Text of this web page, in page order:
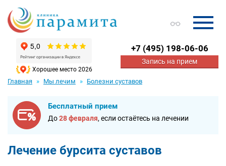
Хорошее место 2026
+7 (495) 198-06-06
Запись на прием
Главная Мы лечим Болезни суставов
Бесплатный прием
До28 февраля, если остаётесь на лечении
Лечение бурсита суставов